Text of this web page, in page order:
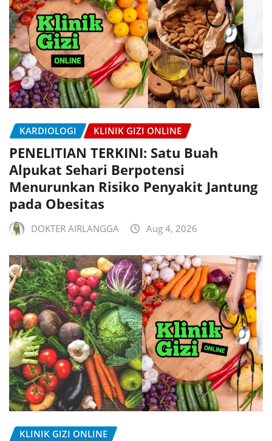
KARDIOLOGI KLINIK GIZI ONLINE
PENELITIAN TERKINI: Satu Buah
Alpukat Sehari Berpotensi
Menurunkan Risiko Penyakit Jantung
pada Obesitas
DOKTER AIRLANGGA Aug 4, 2026
KLINIK GIZI ONLINE